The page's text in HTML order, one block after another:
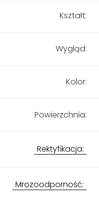
Kształt:
Wygląd:
Kolor:
Powierzchnia:
Rektyfikacja:
Mrozoodporność: